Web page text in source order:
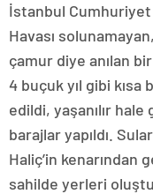
İstanbul Cumhuriyet
Havası
çamur diye anılan
4 buçuk yıl gibi
edildi, yaşanılır
barajlar yapıldı.
Haliç’in kenarından
sahilde yerleri